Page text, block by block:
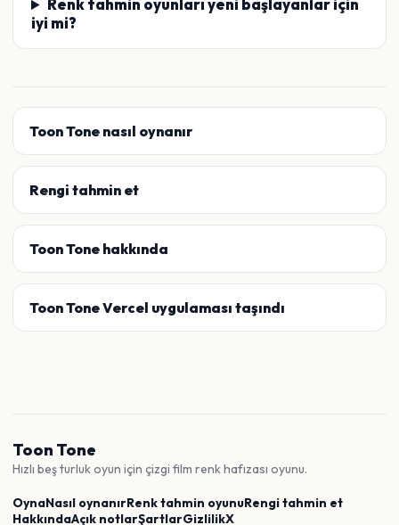
Renk tahmin oyunları yeni başlayanlar için
iyi mi?
Toon Tone nasıl oynanır
Rengi tahmin et
Toon Tone hakkında
Toon Tone Vercel uygulaması taşındı
Toon Tone
Hızlı beş turluk oyun için çizgi film renk hafızası oyunu.
OynaNasıl oynanırRenk tahmin oyunuRengi tahmin et
HakkındaAçık notlarŞartlarGizlilikX